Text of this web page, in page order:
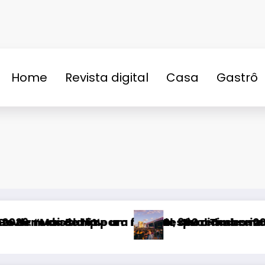
Home Revista digital Casa Gastrô
domingo (9)
um encontro que transforme pessoas e a
2026 transforma Uberlândia na capital da
Tudo sobre o